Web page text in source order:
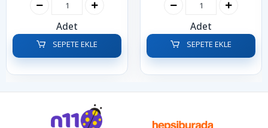
Adet
SEPETE EKLE
Adet
SEPETE EKLE